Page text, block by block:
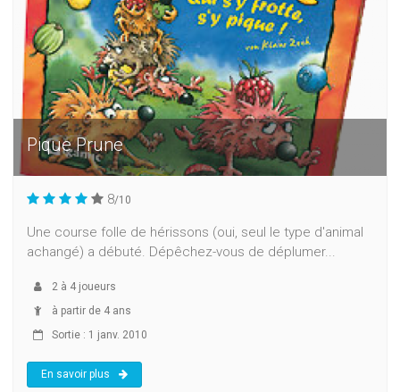
Pique Prune
8/10
Une course folle de hérissons (oui, seul le type d'animal
achangé) a débuté. Dépêchez-vous de déplumer...
2 à 4 joueurs
à partir de 4 ans
Sortie : 1 janv. 2010
En savoir plus